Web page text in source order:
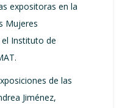
expositoras en la
Mujeres
Instituto de
de las
Jiménez,